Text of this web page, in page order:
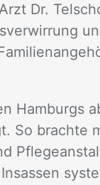
Dr.
Ham­burgs
So brach­te